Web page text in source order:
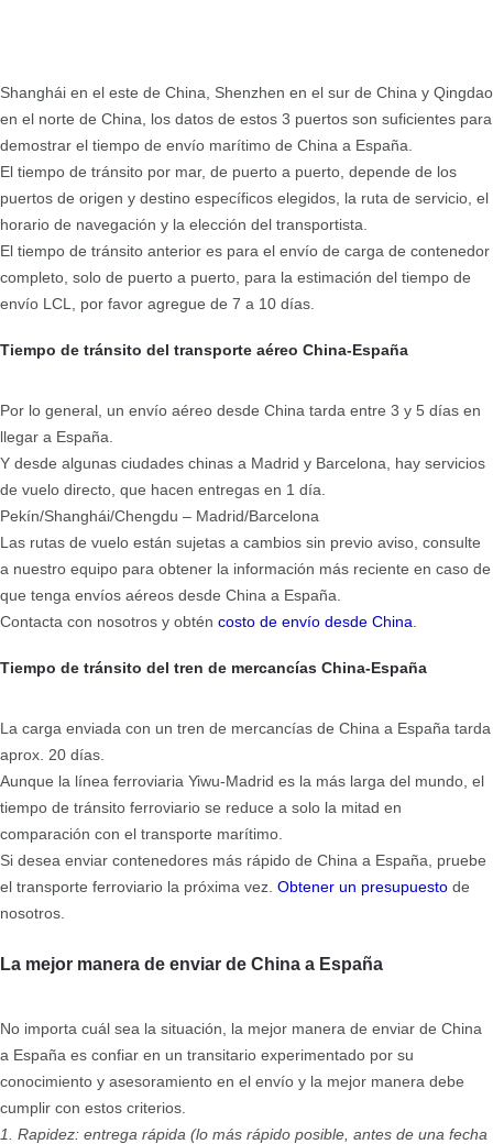
Shanghái en el este de China, Shenzhen en el sur de China y Qingdao
en el norte de China, los datos de estos 3 puertos son suficientes para
demostrar el tiempo de envío marítimo de China a España.
El tiempo de tránsito por mar, de puerto a puerto, depende de los
puertos de origen y destino específicos elegidos, la ruta de servicio, el
horario de navegación y la elección del transportista.
El tiempo de tránsito anterior es para el envío de carga de contenedor
completo, solo de puerto a puerto, para la estimación del tiempo de
envío LCL, por favor agregue de 7 a 10 días.
Tiempo de tránsito del transporte aéreo China-España
Por lo general, un envío aéreo desde China tarda entre 3 y 5 días en
llegar a España.
Y desde algunas ciudades chinas a Madrid y Barcelona, hay servicios
de vuelo directo, que hacen entregas en 1 día.
Pekín/Shanghái/Chengdu – Madrid/Barcelona
Las rutas de vuelo están sujetas a cambios sin previo aviso, consulte
a nuestro equipo para obtener la información más reciente en caso de
que tenga envíos aéreos desde China a España.
Contacta con nosotros y obtén costo de envío desde China
Tiempo de tránsito del tren de mercancías China-España
La carga enviada con un tren de mercancías de China a España tarda
aprox. 20 días.
Aunque la línea ferroviaria Yiwu-Madrid es la más larga del mundo, el
tiempo de tránsito ferroviario se reduce a solo la mitad en
comparación con el transporte marítimo.
Si desea enviar contenedores más rápido de China a España, pruebe
el transporte ferroviario la próxima vez. Obtener un presupuesto de
nosotros.
La mejor manera de enviar de China a España
No importa cuál sea la situación, la mejor manera de enviar de China
a España es confiar en un transitario experimentado por su
conocimiento y asesoramiento en el envío y la mejor manera debe
cumplir con estos criterios.
1. Rapidez: entrega rápida (lo más rápido posible, antes de una fecha